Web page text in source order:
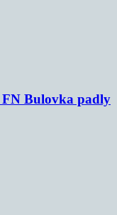
Bulovka padly